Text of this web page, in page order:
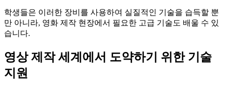
학생들은 이러한 장비를 사용하여 실질적인 기술을 습득할 뿐
만 아니라, 영화 제작 현장에서 필요한 고급 기술도 배울 수 있
습니다.
영상 제작 세계에서 도약하기 위한 기술
지원